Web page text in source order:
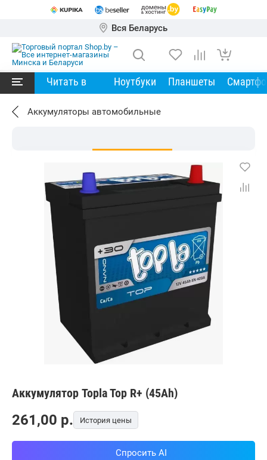
Вся Беларусь
Читать в Ноутбуки Планшеты
Аккумуляторы автомобильные
Аккумулятор Topla Top R+ (45Ah)
261,00 p. История цены
Спросить AI